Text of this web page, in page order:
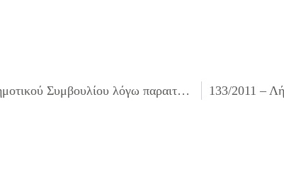
131/2011 – Εκλογή νέου Γραμματέα Δημοτικού Συμβουλίου λόγω παραιτήσεως της Γραμματέας Δημοτικού Συμβουλίου